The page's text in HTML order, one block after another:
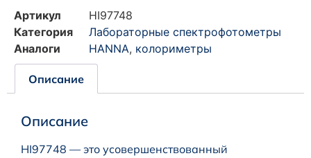
Артикул
HI97748
Категория
Лабораторные спектрофотометры
Аналоги
HANNA, колориметры
Описание
Описание
HI97748 — это усовершенствованный